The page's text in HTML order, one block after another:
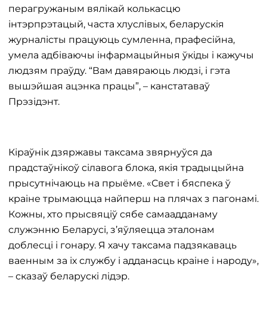
перагружаным вялікай колькасцю
інтэрпрэтацый, часта хлуслівых, беларускія
журналісты працуюць сумленна, прафесійна,
умела адбіваючы інфармацыйныя ўкіды і кажучы
людзям праўду. “Вам давяраюць людзі, і гэта
вышэйшая ацэнка працы”, – канстатаваў
Прэзідэнт.
Кіраўнік дзяржавы таксама звярнуўся да
прадстаўнікоў сілавога блока, якія традыцыйна
прысутнічаюць на прыёме. «Свет і бяспека ў
краіне трымаюцца найперш на плячах з пагонамі.
Кожны, хто прысвяціў сябе самаадданаму
служэнню Беларусі, з’яўляецца эталонам
доблесці і гонару. Я хачу таксама падзякаваць
ваенным за іх службу і адданасць краіне і народу»,
– сказаў беларускі лідэр.